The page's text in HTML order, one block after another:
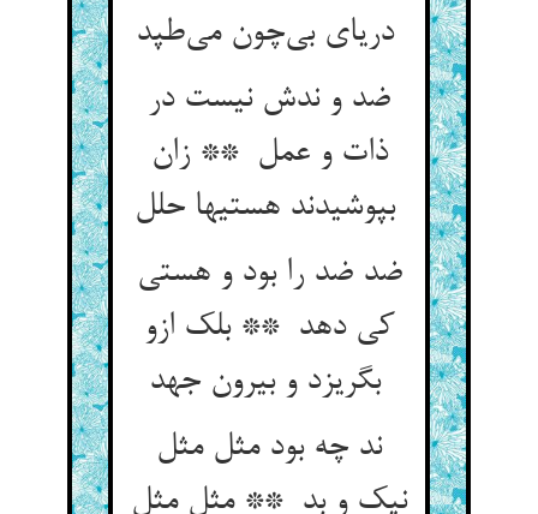
دریای بی‌چون می‌طپد
ضد و ندش نیست در
ذات و عمل ** زان
بپوشیدند هستیها حلل
ضد ضد را بود و هستی
کی دهد ** بلک ازو
بگریزد و بیرون جهد
ند چه بود مثل مثل
نیک و بد ** مثل مثل